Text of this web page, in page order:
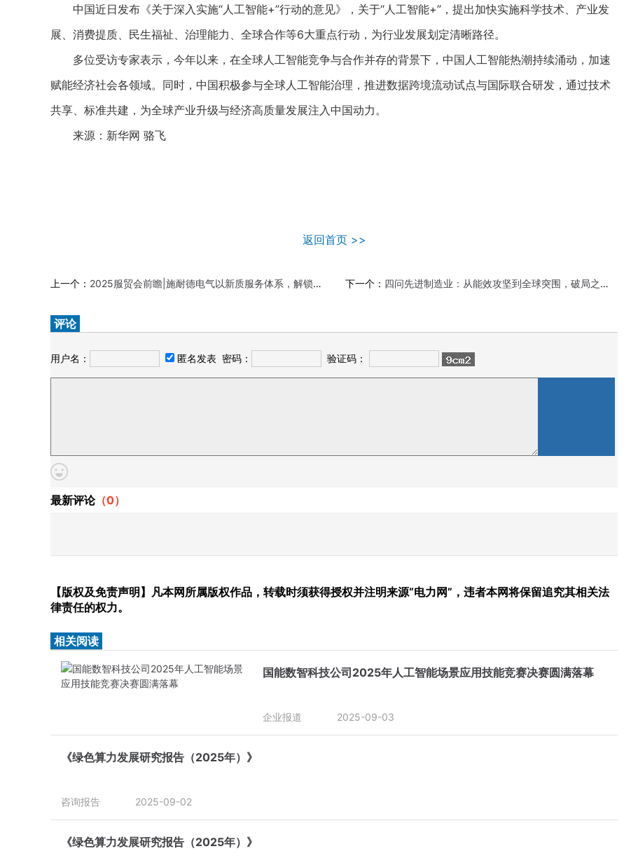
中国近日发布《关于深入实施“人工智能+”行动的意见》，关于“人工智能+”，提出加快实施科学技术、产业发
展、消费提质、民生福祉、治理能力、全球合作等6大重点行动，为行业发展划定清晰路径。
多位受访专家表示，今年以来，在全球人工智能竞争与合作并存的背景下，中国人工智能热潮持续涌动，加速
赋能经济社会各领域。同时，中国积极参与全球人工智能治理，推进数据跨境流动试点与国际联合研发，通过技术
共享、标准共建，为全球产业升级与经济高质量发展注入中国动力。
来源：新华网 骆飞
返回首页 >>
上一个： 2025服贸会前瞻|施耐德电气以新质服务体系，解锁产业转型新路径 下一个： 四问先进制造业：从能效攻坚到全球突围，破局之道何在？
评论
用户名： 匿名发表 密码： 验证码：
最新评论（0）
【版权及免责声明】凡本网所属版权作品，转载时须获得授权并注明来源“电力网”，违者本网将保留追究其相关法
律责任的权力。
相关阅读
国能数智科技公司2025年人工智能场景应用技能竞赛决赛圆满落幕
企业报道 2025-09-03
《绿色算力发展研究报告（2025年）》
咨询报告 2025-09-02
《绿色算力发展研究报告（2025年）》